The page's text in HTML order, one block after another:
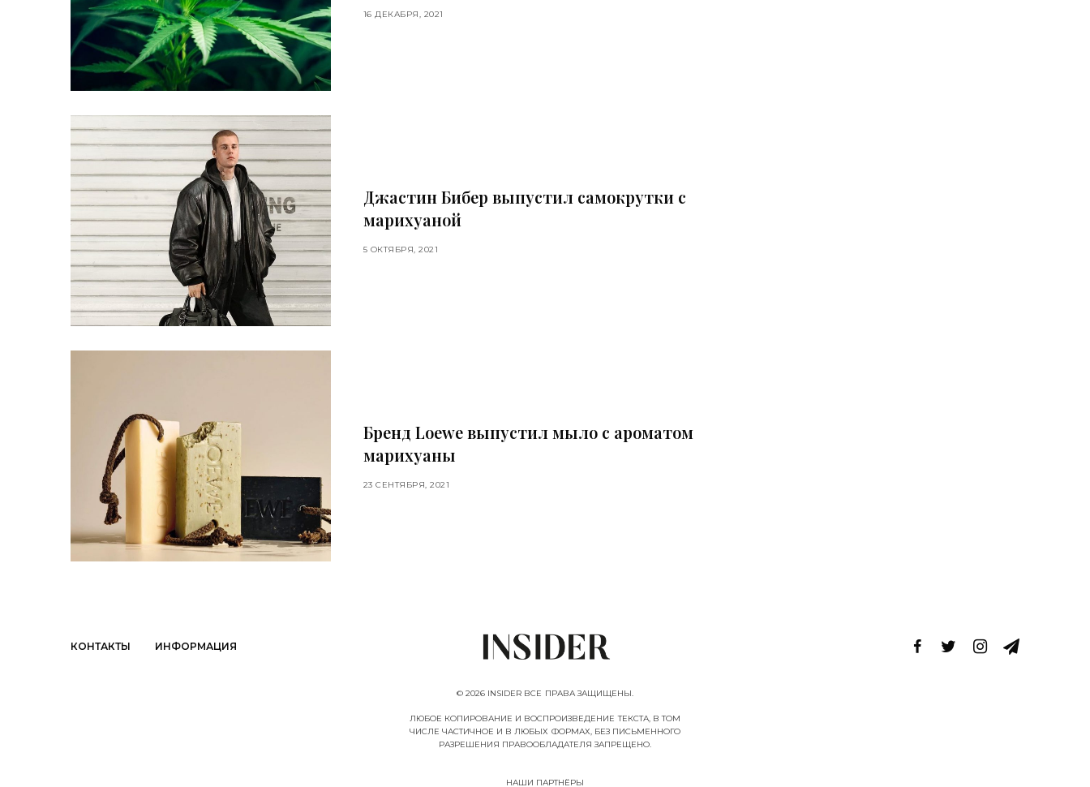
16 ДЕКАБРЯ, 2021
Джастин Бибер выпустил самокрутки с
марихуаной
5 ОКТЯБРЯ, 2021
Бренд Loewe выпустил мыло с ароматом
марихуаны
23 СЕНТЯБРЯ, 2021
КОНТАКТЫ ИНФОРМАЦИЯ
© 2026 INSIDER ВСЕ ПРАВА ЗАЩИЩЕНЫ.
ЛЮБОЕ КОПИРОВАНИЕ И ВОСПРОИЗВЕДЕНИЕ ТЕКСТА, В ТОМ
ЧИСЛЕ ЧАСТИЧНОЕ И В ЛЮБЫХ ФОРМАХ, БЕЗ ПИСЬМЕННОГО
РАЗРЕШЕНИЯ ПРАВООБЛАДАТЕЛЯ ЗАПРЕЩЕНО.
НАШИ ПАРТНËРЫ